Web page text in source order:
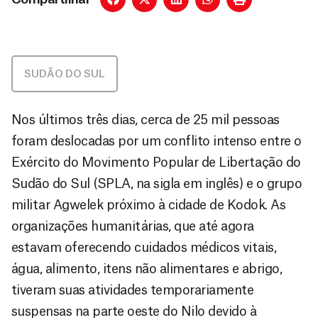
SUDÃO DO SUL
Nos últimos três dias, cerca de 25 mil pessoas
foram deslocadas por um conflito intenso entre o
Exército do Movimento Popular de Libertação do
Sudão do Sul (SPLA, na sigla em inglês) e o grupo
militar Agwelek próximo à cidade de Kodok. As
organizações humanitárias, que até agora
estavam oferecendo cuidados médicos vitais,
água, alimento, itens não alimentares e abrigo,
tiveram suas atividades temporariamente
suspensas na parte oeste do Nilo devido à